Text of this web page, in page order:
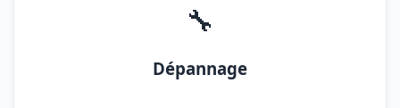
🔧
Dépannage